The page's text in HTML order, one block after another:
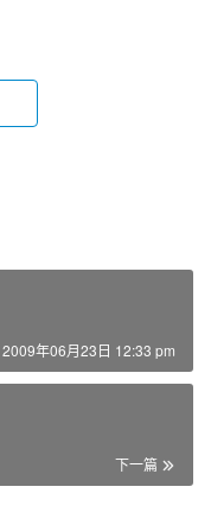
2009年06月23日 12:33 pm
下一篇